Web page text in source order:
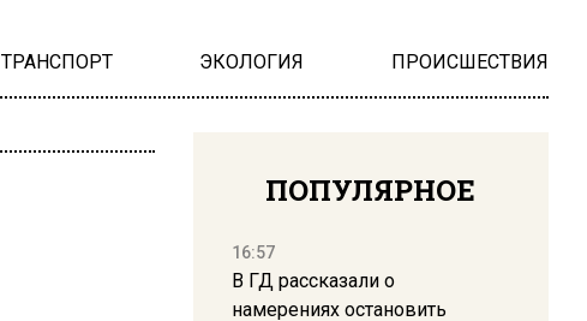
ТРАНСПОРТ ЭКОЛОГИЯ ПРОИСШЕСТВИЯ
ПОПУЛЯРНОЕ
16:57
В ГД рассказали о
намерениях остановить